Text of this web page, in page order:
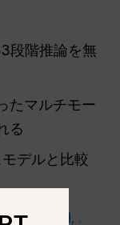
段階推論を無
たマルチモー
る
デルと比較
企業での利用